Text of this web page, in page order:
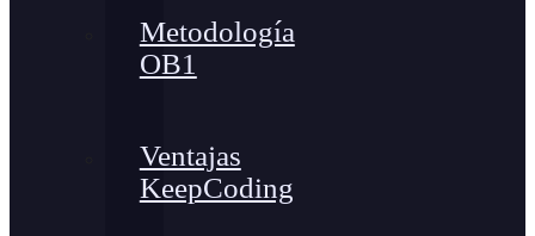
Metodología
OB1
Ventajas
KeepCoding